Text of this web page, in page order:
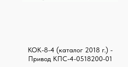
КОК-8-4 (каталог 2018 г.) -
Привод КПС-4-0518200-01